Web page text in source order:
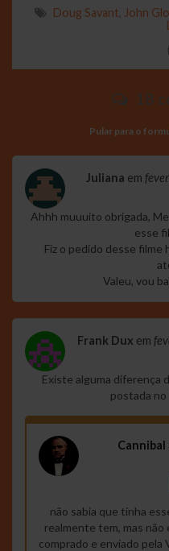
Doug Savant John
18
Pular para o
Juliana em
Ahhh muuuito obrigada,
esse
Fiz o pedido desse filme
Valeu, vou
Frank Dux em
Existe alguma diferença
postada no
Cannibal
não sabia que tinha
realmente tem, mas não
comprado e enviado pela